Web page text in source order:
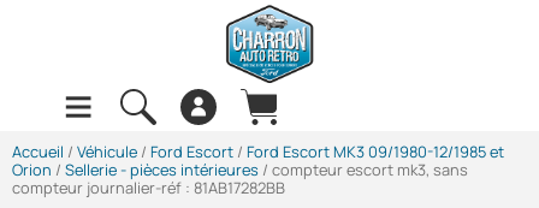
Accueil / Véhicule / Ford Escort / Ford Escort MK3 09/1980-12/1985 et
Orion / Sellerie - pièces intérieures / compteur escort mk3, sans
compteur journalier-réf : 81AB17282BB